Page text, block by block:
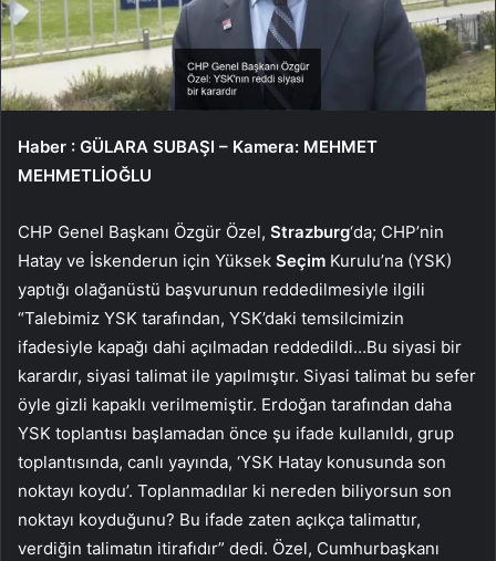
Haber : GÜLARA SUBAŞI – Kamera: MEHMET
MEHMETLİOĞLU
CHP Genel Başkanı Özgür Özel, Strazburg‘da; CHP’nin
Hatay ve İskenderun için Yüksek Seçim Kurulu’na (YSK)
yaptığı olağanüstü başvurunun reddedilmesiyle ilgili
“Talebimiz YSK tarafından, YSK’daki temsilcimizin
ifadesiyle kapağı dahi açılmadan reddedildi…Bu siyasi bir
karardır, siyasi talimat ile yapılmıştır. Siyasi talimat bu sefer
öyle gizli kapaklı verilmemiştir. Erdoğan tarafından daha
YSK toplantısı başlamadan önce şu ifade kullanıldı, grup
toplantısında, canlı yayında, ‘YSK Hatay konusunda son
noktayı koydu’. Toplanmadılar ki nereden biliyorsun son
noktayı koyduğunu? Bu ifade zaten açıkça talimattır,
verdiğin talimatın itirafıdır” dedi. Özel, Cumhurbaşkanı